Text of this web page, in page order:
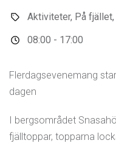
Aktiviteter, På fjället,
08:00 - 17:00
Flerdagsevenemang
dagen
I bergsområdet
fjälltoppar, topparna